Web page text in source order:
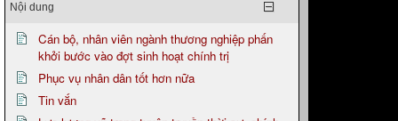
Nội dung
Cán bộ, nhân viên ngành thương nghiệp phấn
khởi bước vào đợt sinh hoạt chính trị
Phục vụ nhân dân tốt hơn nữa
Tin vắn